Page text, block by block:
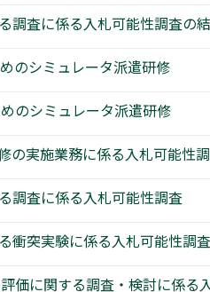
調査に係る入札可能性調査の
のシミュレータ派遣研修
のシミュレータ派遣研修
の実施業務に係る入札可能性
調査に係る入札可能性調査
衝突実験に係る入札可能性調査
価に関する調査・検討に係る